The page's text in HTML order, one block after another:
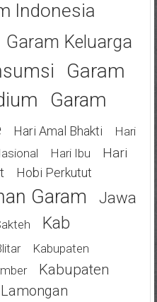
Indonesia
Garam Keluarga
Garam
Garam
Hari Amal Bhakti
Hari
Hari Ibu
Hari
Hobi Perkutut
Garam
Jawa
Kab
Kabupaten
Kabupaten